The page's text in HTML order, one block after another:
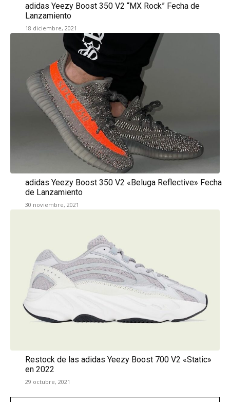
adidas Yeezy Boost 350 V2 “MX Rock” Fecha de
Lanzamiento
18 diciembre, 2021
adidas Yeezy Boost 350 V2 «Beluga Reflective» Fecha
de Lanzamiento
30 noviembre, 2021
Restock de las adidas Yeezy Boost 700 V2 «Static»
en 2022
29 octubre, 2021